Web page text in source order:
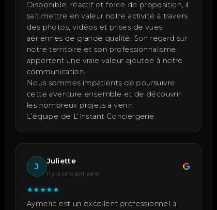
Disponible, réactif et force de proposition, il
sait mettre en valeur notre activité à travers
des photos, vidéos et prises de vues
aériennes de grande qualité. Son regard sur
notre territoire et son professionnalisme
apportent une vraie valeur ajoutée à notre
communication.
Nous sommes impatients de poursuivre
cette aventure ensemble et de découvrir
les nombreux projets à venir.
L’équipe de L’Instant Conciergerie.
J
Juliette
il y a une semaine
★★★★★
Aymeric est un excellent professionnel à